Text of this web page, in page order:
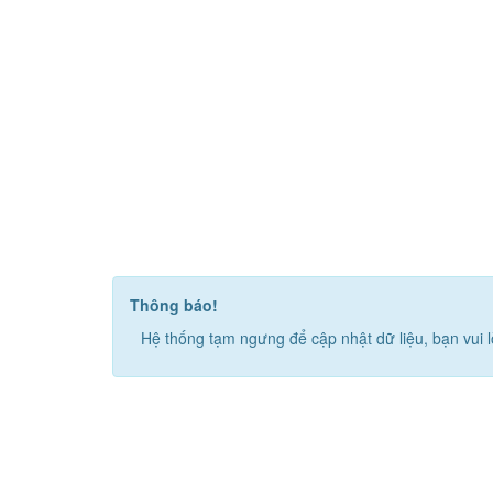
Thông báo!
Hệ thống tạm ngưng để cập nhật dữ liệu, bạn vui